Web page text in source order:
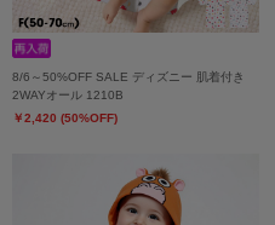
8/6～50%OFF SALE ディズニー 肌着付き
2WAYオール 1210B
￥2,420 (50%OFF)